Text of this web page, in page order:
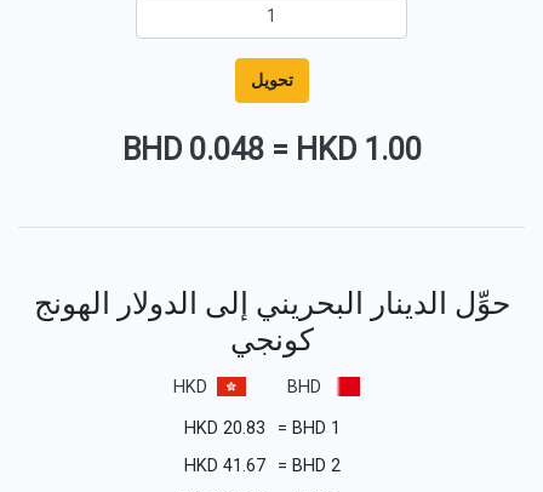
تحويل
1.00 HKD
=
0.048 BHD
حوِّل الدينار البحريني إلى الدولار الهونج
كونجي
BHD
HKD
1
BHD
=
20.83
HKD
2
BHD
=
41.67
HKD